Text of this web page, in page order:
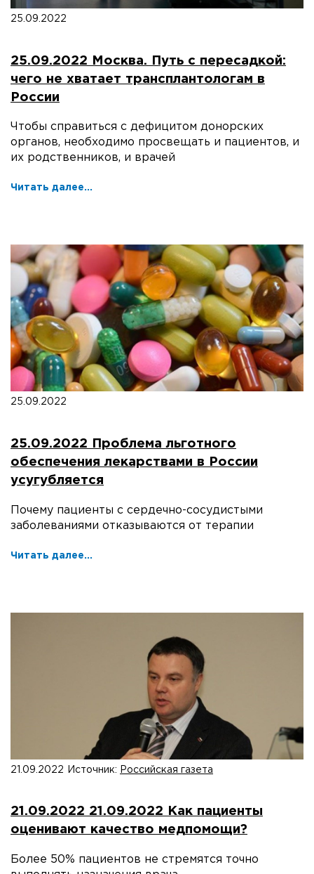
25.09.2022
25.09.2022 Москва. Путь с пересадкой:
чего не хватает трансплантологам в
России
Чтобы справиться с дефицитом донорских
органов, необходимо просвещать и пациентов, и
их родственников, и врачей
Читать далее...
25.09.2022
25.09.2022 Проблема льготного
обеспечения лекарствами в России
усугубляется
Почему пациенты с сердечно-сосудистыми
заболеваниями отказываются от терапии
Читать далее...
21.09.2022 Источник: Российская газета
21.09.2022 21.09.2022 Как пациенты
оценивают качество медпомощи?
Более 50% пациентов не стремятся точно